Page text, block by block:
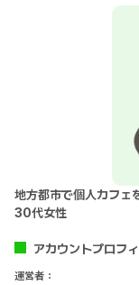
地方都市で個人カフェ
30代女性
アカウントプロフ
運営者：